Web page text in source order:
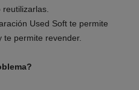
Used Soft te permite
permite revender.